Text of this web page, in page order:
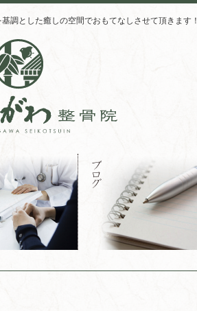
調とした癒しの空間でおもてなしさせて頂きます！